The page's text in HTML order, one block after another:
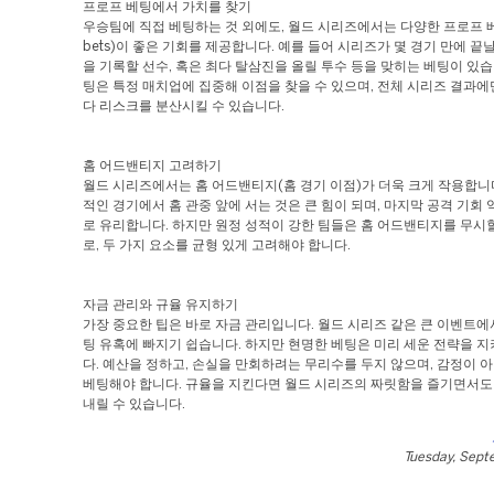
프로프 베팅에서 가치를 찾기
우승팀에 직접 베팅하는 것 외에도, 월드 시리즈에서는 다양한 프로프
bets)이 좋은 기회를 제공합니다. 예를 들어 시리즈가 몇 경기 만에 끝
을 기록할 선수, 혹은 최다 탈삼진을 올릴 투수 등을 맞히는 베팅이 있
팅은 특정 매치업에 집중해 이점을 찾을 수 있으며, 전체 시리즈 결과에
다 리스크를 분산시킬 수 있습니다.
홈 어드밴티지 고려하기
월드 시리즈에서는 홈 어드밴티지(홈 경기 이점)가 더욱 크게 작용합니
적인 경기에서 홈 관중 앞에 서는 것은 큰 힘이 되며, 마지막 공격 기회
로 유리합니다. 하지만 원정 성적이 강한 팀들은 홈 어드밴티지를 무시
로, 두 가지 요소를 균형 있게 고려해야 합니다.
자금 관리와 규율 유지하기
가장 중요한 팁은 바로 자금 관리입니다. 월드 시리즈 같은 큰 이벤트에
팅 유혹에 빠지기 쉽습니다. 하지만 현명한 베팅은 미리 세운 전략을 지
다. 예산을 정하고, 손실을 만회하려는 무리수를 두지 않으며, 감정이
베팅해야 합니다. 규율을 지킨다면 월드 시리즈의 짜릿함을 즐기면서
내릴 수 있습니다.
Tuesday,